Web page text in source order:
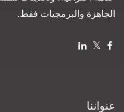
الجاهزة والبرمجيات فقط.
عنواننا